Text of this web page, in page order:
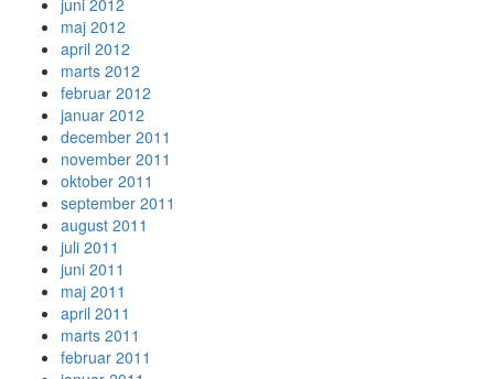
juni 2012
maj 2012
april 2012
marts 2012
februar 2012
januar 2012
december 2011
november 2011
oktober 2011
september 2011
august 2011
juli 2011
juni 2011
maj 2011
april 2011
marts 2011
februar 2011